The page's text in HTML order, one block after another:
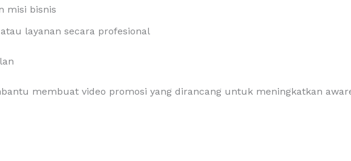
misi bisnis
layanan secara profesional
membuat video promosi yang dirancang untuk meningkatkan